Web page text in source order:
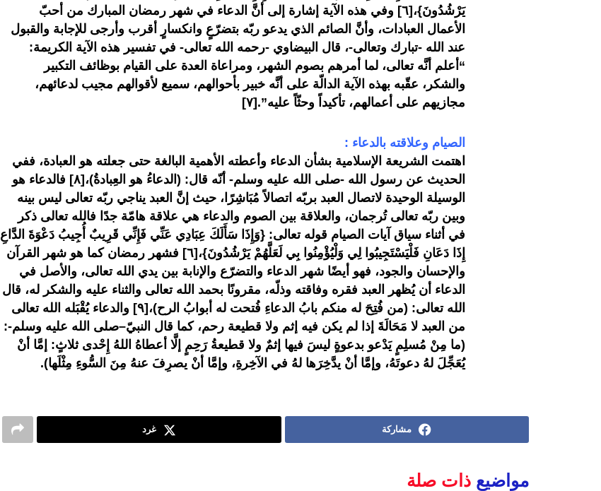
يَرْشُدُونَ}،[٦] وفي هذه الآية إشارة إلى أنَّ الدعاء في شهر رمضان المبارك من أحبّ
الأعمال العبادات، وأنَّ الصائم الذي يدعو ربّه بتضرّعٍ وانكسارٍ أقرب وأرجى للإجابة والقبول
عند الله -تبارك وتعالى-، قال البيضاوي -رحمه الله تعالى- في تفسير هذه الآية الكريمة:
“أعلم أنَّه تعالى، لما أمرهم بصوم الشهر، ومراعاة العدة على القيام بوظائف التكبير
والشكر، عقّبه بهذه الآية الدالّة على أنَّه خبير بأحوالهم، سميع لأقوالهم مجيب لدعائهم،
مجازيهم على أعمالهم، تأكيداً وحثّاً عليه”.[٧]
الصيام وعلاقته بالدعاء :
اهتمت الشريعة الإسلامية بشأن الدعاء وأعطته الأهمية البالغة حتى جعلته هو العبادة، ففي
الحديث عن رسول الله -صلى الله عليه وسلم- أنّه قال: (الدعاءُ هو العِبادةُ)،[٨] فالدعاء هو
الوسيلة الوحيدة لاتصال العبد بربّه اتصالاً مُبَاشِرًا، حيث إنَّ العبد يناجي ربّه تعالى ليس بينه
وبين ربّه تعالى تُرجمان، والعلاقة بين الصوم والدعاء هي علاقة هامّة جدًا فالله تعالى ذكر
في أثناء سياق آيات الصيام قوله تعالى: {وَإِذَا سَأَلَكَ عِبَادِي عَنِّي فَإِنِّي قَرِيبٌ أُجِيبُ دَعْوَةَ الدَّاعِ
إِذَا دَعَانِ فَلْيَسْتَجِيبُوا لِي وَلْيُؤْمِنُوا بِي لَعَلَّهُمْ يَرْشُدُونَ}،[٦] فشهر رمضان كما هو شهر القرآن
والإحسان والجود، فهو أيضًا شهر الدعاء والتضرّع والإنابة بين يدي الله تعالى، والأصل في
الدعاء أن يُظهر العبد فقره وفاقته وذلّه، مقرونًا بحمد الله تعالى والثناء عليه والشكر له، قال
الله تعالى: (من فُتِحَ له منكم بابُ الدعاءِ فُتحت له أبوابُ الرح)،[٩] والدعاء يُقْبَله الله تعالى
من العبد لا مَحَالَةَ إذا لم يكن فيه إثم ولا قطيعة رحم، كما قال النبيّ–صلى الله عليه وسلم-:
(ما مِنْ مُسلِمٍ يَدْعو بدعوةٍ ليسَ فيها إثمٌ ولا قطيعةُ رَحِمٍ إلَّا أعطاهُ اللهُ إِحْدى ثلاثٍ: إمَّا أنْ
يُعَجِّلَ لهُ دعوتَهُ، وإمَّا أنْ يدَّخِرَها لهُ في الآخِرةِ، وإمَّا أنْ يصرِفَ عنهُ مِنَ السُّوءِ مِثْلَها).
مشاركة غرد
مواضيع ذات صلة